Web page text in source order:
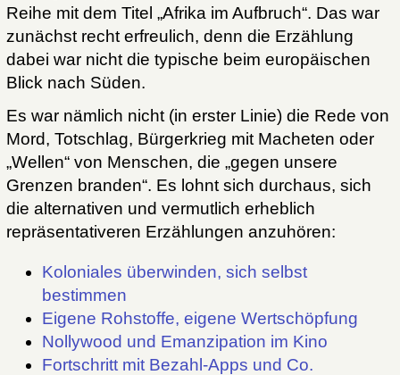
Reihe mit dem Titel „Afrika im Aufbruch“. Das war
zunächst recht erfreulich, denn die Erzählung
dabei war nicht die typische beim europäischen
Blick nach Süden.
Es war nämlich nicht (in erster Linie) die Rede von
Mord, Totschlag, Bürgerkrieg mit Macheten oder
„Wellen“ von Menschen, die „gegen unsere
Grenzen branden“. Es lohnt sich durchaus, sich
die alternativen und vermutlich erheblich
repräsentativeren Erzählungen anzuhören:
Koloniales überwinden, sich selbst
bestimmen
Eigene Rohstoffe, eigene Wertschöpfung
Nollywood und Emanzipation im Kino
Fortschritt mit Bezahl-Apps und Co.